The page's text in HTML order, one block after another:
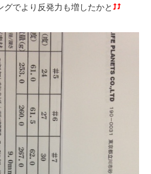
でより反発力も増したかと